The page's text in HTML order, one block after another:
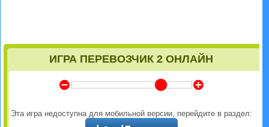
ИГРА ПЕРЕВОЗЧИК 2 ОНЛАЙН
Y Z
Эта игра недоступна для мобильной версии, перейдите в раздел: